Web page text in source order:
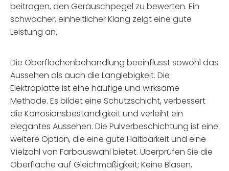
beitragen, den Geräuschpegel zu bewerten. Ein
schwacher, einheitlicher Klang zeigt eine gute
Leistung an.
Die Oberflächenbehandlung beeinflusst sowohl das
Aussehen als auch die Langlebigkeit. Die
Elektroplatte ist eine häufige und wirksame
Methode. Es bildet eine Schutzschicht, verbessert
die Korrosionsbeständigkeit und verleiht ein
elegantes Aussehen. Die Pulverbeschichtung ist eine
weitere Option, die eine gute Haltbarkeit und eine
Vielzahl von Farbauswahl bietet. Überprüfen Sie die
Oberfläche auf Gleichmäßigkeit; Keine Blasen,